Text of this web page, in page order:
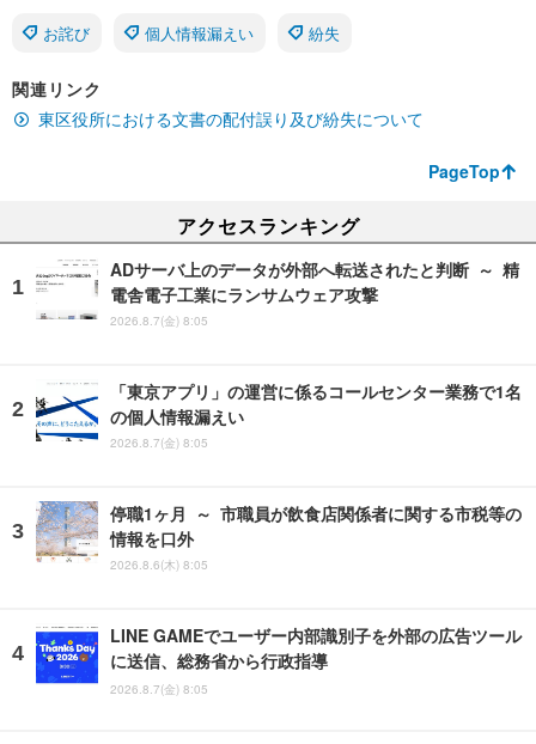
お詫び 個人情報漏えい 紛失
関連リンク
東区役所における文書の配付誤り及び紛失について
PageTop
アクセスランキング
ADサーバ上のデータが外部へ転送されたと判断 ～ 精
電舎電子工業にランサムウェア攻撃
2026.8.7(金) 8:05
「東京アプリ」の運営に係るコールセンター業務で1名
の個人情報漏えい
2026.8.7(金) 8:05
停職1ヶ月 ～ 市職員が飲食店関係者に関する市税等の
情報を口外
2026.8.6(木) 8:05
LINE GAMEでユーザー内部識別子を外部の広告ツール
に送信、総務省から行政指導
2026.8.7(金) 8:05